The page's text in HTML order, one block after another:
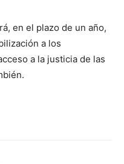
en el plazo de un año,
a los
a la justicia de las